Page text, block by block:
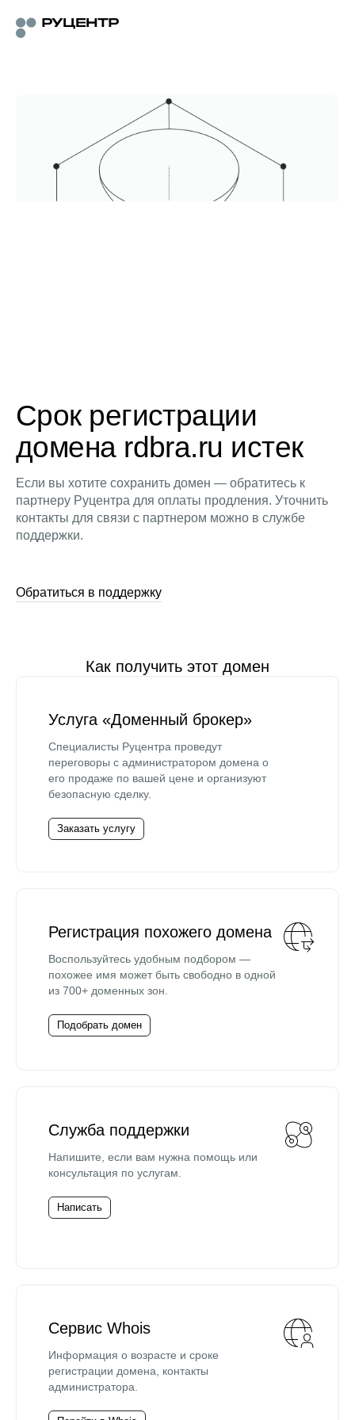
Срок регистрации
домена rdbra.ru истек
Если вы хотите сохранить домен — обратитесь к
партнеру Руцентра для оплаты продления. Уточнить
контакты для связи с партнером можно в службе
поддержки.
Обратиться в поддержку
Как получить этот домен
Услуга «Доменный брокер»
Специалисты Руцентра проведут
переговоры с администратором домена о
его продаже по вашей цене и организуют
безопасную сделку.
Заказать услугу
Регистрация похожего домена
Воспользуйтесь удобным подбором —
похожее имя может быть свободно в одной
из 700+ доменных зон.
Подобрать домен
Служба поддержки
Напишите, если вам нужна помощь или
консультация по услугам.
Написать
Сервис Whois
Информация о возрасте и сроке
регистрации домена, контакты
администратора.